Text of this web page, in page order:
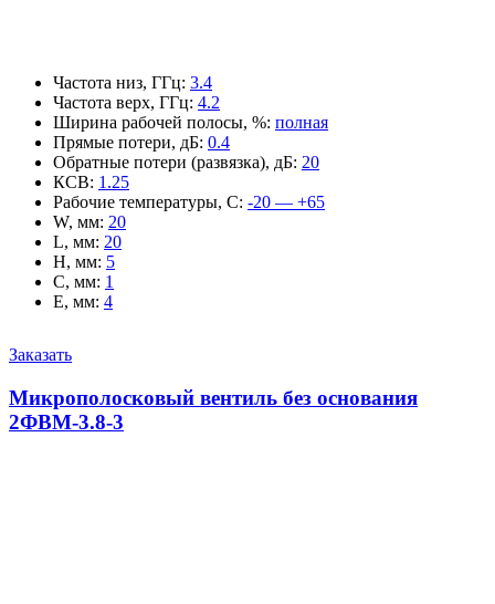
Частота низ, ГГц: 3.4
Частота верх, ГГц: 4.2
Ширина рабочей полосы, %: полная
Прямые потери, дБ: 0.4
Обратные потери (развязка), дБ: 20
КСВ: 1.25
Рабочие температуры, С: -20 — +65
W, мм: 20
L, мм: 20
H, мм: 5
C, мм: 1
E, мм: 4
Заказать
Микрополосковый вентиль без основания
2ФВМ-3.8-3